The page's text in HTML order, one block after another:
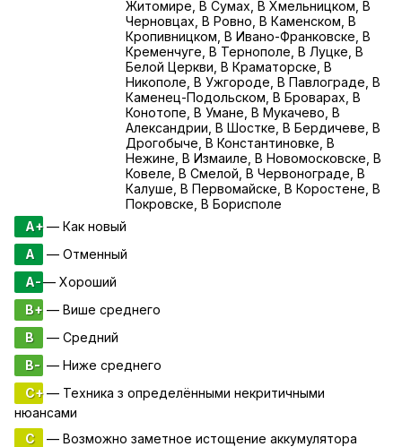
Житомире, В Сумах, В Хмельницком, В
Черновцах, В Ровно, В Каменском, В
Кропивницком, В Ивано-Франковске, В
Кременчуге, В Тернополе, В Луцке, В
Белой Церкви, В Краматорске, В
Никополе, В Ужгороде, В Павлограде, В
Каменец-Подольском, В Броварах, В
Конотопе, В Умане, В Мукачево, В
Александрии, В Шостке, В Бердичеве, В
Дрогобыче, В Константиновке, В
Нежине, В Измаиле, В Новомосковске, В
Ковеле, В Смелой, В Червонограде, В
Калуше, В Первомайске, В Коростене, В
Покровске, В Борисполе
A+— Как новый
A
— Отменный
A-— Хороший
B+ — Више среднего
B
— Средний
B- — Ниже среднего
C+— Техника з определёнными некритичными
нюансами
C
— Возможно заметное истощение аккумулятора